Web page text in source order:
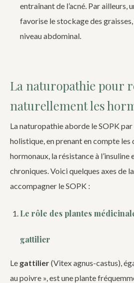
entraînant de l’acné. Par ailleurs,
favorise le stockage des
niveau abdominal.
La naturopathie pour
naturellement les
La naturopathie aborde le SOPK
holistique, en prenant en compte les
hormonaux, la résistance à
chroniques. Voici quelques axes de
accompagner le SOPK :
Le rôle des plantes
gattilier
Le gattilier(Vitex agnus-castus),
au poivre », est une plante